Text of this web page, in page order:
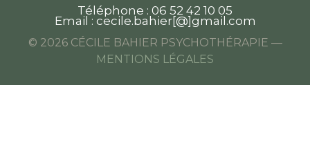
Téléphone : 06 52 42 10 05
Email : cecile.bahier[@]gmail.com
© 2026 CÉCILE BAHIER PSYCHOTHÉRAPIE —
MENTIONS LÉGALES